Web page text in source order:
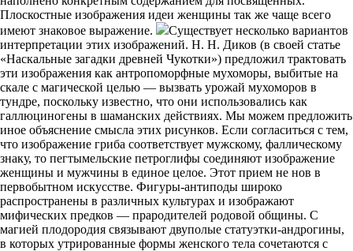
Плоскостные изображения идеи женщины так же чаще всего
имеют знаковое выражение.
Существует несколько вариантов
интерпретации этих изображений. Н. Н. Диков (в своей статье
«Наскальные загадки древней Чукотки») предложил трактовать
эти изображения как антропоморфные мухоморы, выбитые на
скале с магической целью — вызвать урожай мухоморов в
тундре, поскольку известно, что они использовались как
галлюциногены в шаманских действиях. Мы можем предложить
иное объяснение смысла этих рисунков. Если согласиться с тем,
что изображение гриба соответствует мужскому, фаллическому
знаку, то пегтымельские петроглифы соединяют изображение
женщины и мужчины в единое целое. Этот прием не нов в
первобытном искусстве. Фигуры-антиподы широко
распространены в различных культурах и изображают
мифических предков — прародителей родовой общины. С
магией плодородия связывают двуполые статуэтки-андрогины,
в которых утрированные формы женского тела сочетаются с